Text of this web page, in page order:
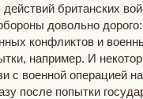
британских
довольно
конфликтов и
например. И
с военной операцией
после попытки